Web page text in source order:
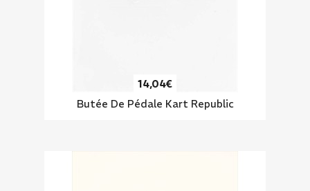
14,04€
Butée De Pédale Kart Republic